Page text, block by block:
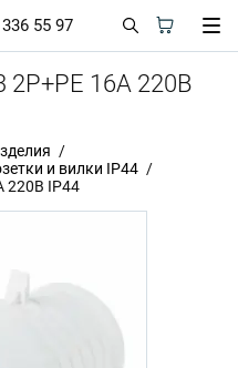
55 97
2Р+РЕ 16А 220В
и вилки IP44
220В IP44